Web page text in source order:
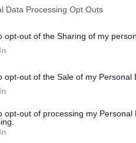
Data Processing Opt Outs
opt-out of the Sharing of my
opt-out of the Sale of my Personal
opt-out of processing my Personal
του Ολλανδού
Σάμπα ο Βούλγαρος